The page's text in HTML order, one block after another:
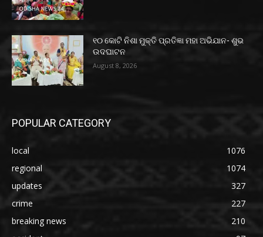
୧୦ କୋଟି ନିଶା ମୁକ୍ତି ପ୍ରତିଜ୍ଞା ମହା ଅଭିଯାନ- ଶୁଭ
ଉଦଘାଟନ
August 8, 2026
POPULAR CATEGORY
local
1076
regional
1074
updates
327
crime
227
breaking news
210